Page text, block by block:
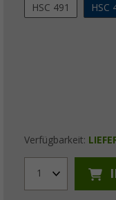
HSC 491
HSC
Verfügbarkeit:
1